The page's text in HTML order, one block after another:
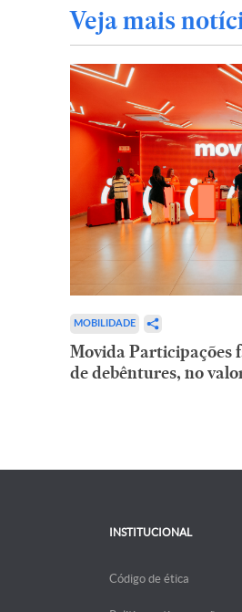
Veja mais
MOBILIDADE
Movida Participações
de debêntures, no
INSTITUCIONAL
Código de ética